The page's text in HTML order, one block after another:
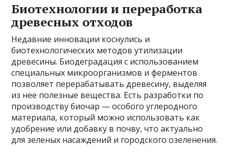
Биотехнологии и переработка
древесных отходов
Недавние инновации коснулись и
биотехнологических методов утилизации
древесины. Биодеградация с использованием
специальных микроорганизмов и ферментов
позволяет перерабатывать древесину, выделяя
из нее полезные вещества. Есть разработки по
производству биочар — особого углеродного
материала, который можно использовать как
удобрение или добавку в почву, что актуально
для зеленых насаждений и городского озеленения.